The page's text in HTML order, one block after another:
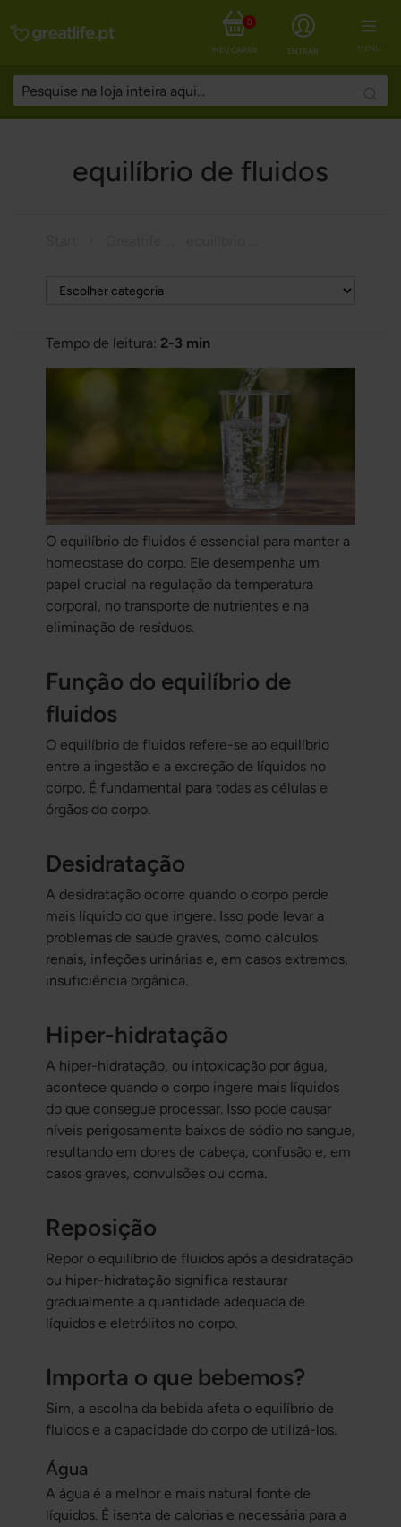
MENU
ENTRAR
MEU CARRINHO
0
equilíbrio de fluidos
Tempo de leitura: 2-3 min
O equilíbrio de fluidos é essencial para manter a
homeostase do corpo. Ele desempenha um
papel crucial na regulação da temperatura
corporal, no transporte de nutrientes e na
eliminação de resíduos.
Função do equilíbrio de
fluidos
O equilíbrio de fluidos refere-se ao equilíbrio
entre a ingestão e a excreção de líquidos no
corpo. É fundamental para todas as células e
órgãos do corpo.
Desidratação
A desidratação ocorre quando o corpo perde
mais líquido do que ingere. Isso pode levar a
problemas de saúde graves, como cálculos
renais, infeções urinárias e, em casos extremos,
insuficiência orgânica.
Hiper-hidratação
A hiper-hidratação, ou intoxicação por água,
acontece quando o corpo ingere mais líquidos
do que consegue processar. Isso pode causar
níveis perigosamente baixos de sódio no sangue,
resultando em dores de cabeça, confusão e, em
casos graves, convulsões ou coma.
Reposição
Repor o equilíbrio de fluidos após a desidratação
ou hiper-hidratação significa restaurar
gradualmente a quantidade adequada de
líquidos e eletrólitos no corpo.
Importa o que bebemos?
Sim, a escolha da bebida afeta o equilíbrio de
fluidos e a capacidade do corpo de utilizá-los.
Água
A água é a melhor e mais natural fonte de
líquidos. É isenta de calorias e necessária para a